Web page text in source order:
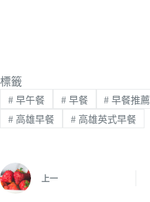
標籤
#早午餐 #早餐 # 早餐推薦
#高雄早餐 #高雄英式早餐
上一